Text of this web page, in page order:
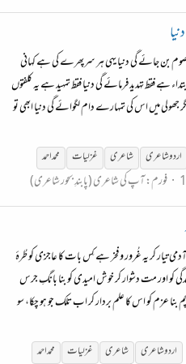
بن جائے گی دنیا یہی ہر سرپھرے کی ہے کہانی
ہے فقط تہدید فرمائے گی دنیا فقط تمہید ہے یہ کلفتوں
جھولی میں اس کی تمہارے دام لگوائے گی دنیا ابھی تو
اردو شاعری شاعری غزلیات محمداحمد
فورم:آپ کی شاعری (پابندِ بحور شاعری)
تیار کر یہ غُرور و فخر ہے کِس بات کا عاجزی کو طُرہٴ
کو اور مت دشوار کر خوش امیدی کو بنا بانگِ جرس
بنا عزم کو اس کا علم بردار کر اب تلک جو ہو چکا، سو
اردو شاعری شاعری غزلیات محمداحمد